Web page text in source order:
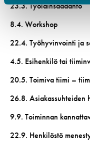
23.3. Työlainsäädäntö
8.4. Workshop
22.4. Työhyvinvointi ja
4.5. Esihenkilö tai
20.5. Toimiva tiimi –
26.8. Asiakassuhteiden
9.9. Toiminnan
22.9. Henkilöstö